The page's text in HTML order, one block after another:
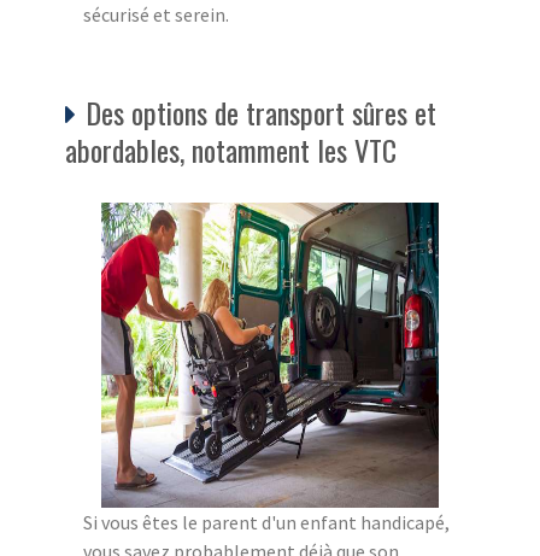
sécurisé et serein.
Des options de transport sûres et
abordables, notamment les VTC
Si vous êtes le parent d'un enfant handicapé,